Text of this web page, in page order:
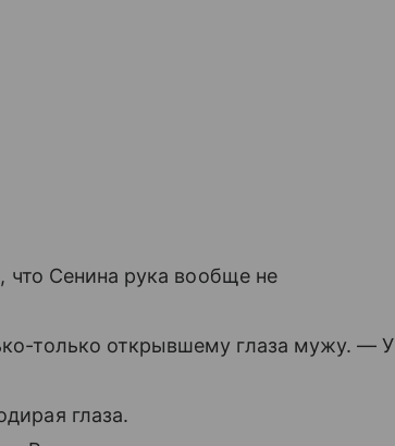
что Сенина рука вообще не
только открывшему глаза мужу. — У
глаза.